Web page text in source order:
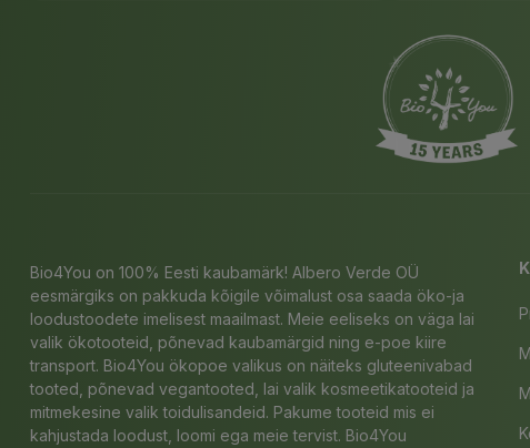
Bio4You on 100% Eesti kaubamärk! Albero Verde OÜ
eesmärgiks on pakkuda kõigile võimalust osa saada öko-ja
loodustoodete imelisest maailmast. Meie eeliseks on väga lai
valik ökotooteid, põnevad kaubamärgid ning e-poe kiire
transport. Bio4You ökopoe valikus on näiteks gluteenivabad
tooted, põnevad vegantooted, lai valik kosmeetikatooteid ja
mitmekesine valik toidulisandeid. Pakume tooteid mis ei
kahjustada loodust, loomi ega meie tervist. Bio4You